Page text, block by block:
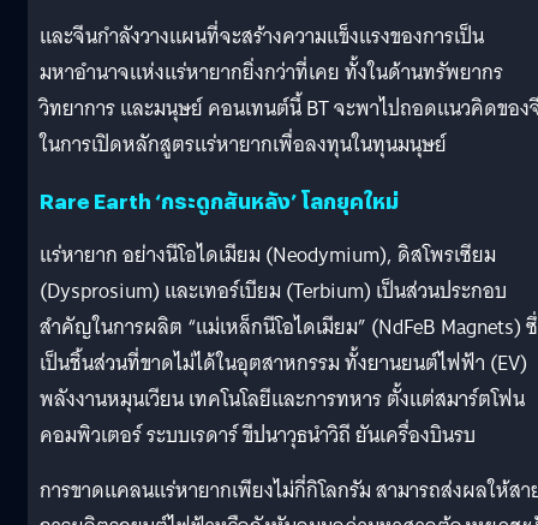
และจีนกำลังวางแผนที่จะสร้างความแข็งแรงของการเป็น
มหาอำนาจแห่งแร่หายากยิ่งกว่าที่เคย ทั้งในด้านทรัพยากร
วิทยาการ และมนุษย์ คอนเทนต์นี้ BT จะพาไปถอดแนวคิดของ
ในการเปิดหลักสูตรแร่หายากเพื่อลงทุนในทุนมนุษย์
Rare Earth ‘กระดูกสันหลัง’ โลกยุคใหม่
แร่หายาก อย่างนีโอไดเมียม (Neodymium), ดิสโพรเซียม
(Dysprosium) และเทอร์เบียม (Terbium) เป็นส่วนประกอบ
สำคัญในการผลิต “แม่เหล็กนีโอไดเมียม” (NdFeB Magnets)
เป็นชิ้นส่วนที่ขาดไม่ได้ในอุตสาหกรรม ทั้งยานยนต์ไฟฟ้า (EV)
พลังงานหมุนเวียน เทคโนโลยีและการทหาร ตั้งแต่สมาร์ตโฟน
คอมพิวเตอร์ ระบบเรดาร์ ขีปนาวุธนำวิถี ยันเครื่องบินรบ
การขาดแคลนแร่หายากเพียงไม่กี่กิโลกรัม สามารถส่งผลให้สา